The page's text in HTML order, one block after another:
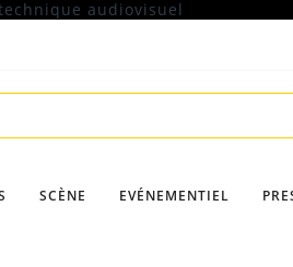
SCÈNE EVÉNEMENTIEL